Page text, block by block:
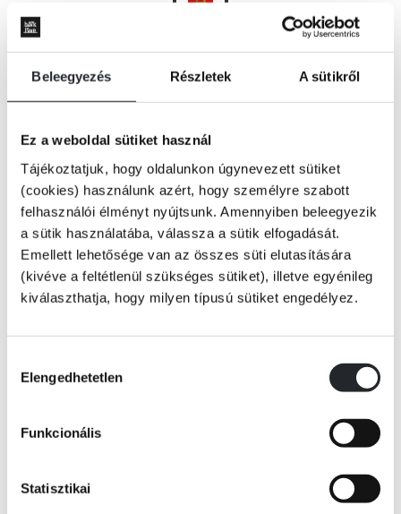
Beleegyezés Részletek A sütikről
Ez a weboldal sütiket használ
Tájékoztatjuk, hogy oldalunkon úgynevezett sütiket
(cookies) használunk azért, hogy személyre szabott
felhasználói élményt nyújtsunk. Amennyiben beleegyezik
a sütik használatába, válassza a sütik elfogadását.
Emellett lehetősége van az összes süti elutasítására
(kivéve a feltétlenül szükséges sütiket), illetve egyénileg
kiválaszthatja, hogy milyen típusú sütiket engedélyez.
kiválasztása
Elengedhetetlen
Funkcionális
Statisztikai
ÉRTESÍTÉST KÉREK
Van úgy, hogy a politika erősebb a poétikánál - erre a keserű belátásra
jut a Generation P főszereplője, Babilen Tatarszkij, aki eredetileg
költőnek készült, ám a Szovjetunió összeomlása ráébresztette, hogy
Oroszországban valójában nincsen semmiféle „örökkévalóság", amire
épkézláb lírát építeni lehetne. Kiábrándult hősünk ezért jobb híján a
marketingipar zsoldjába áll, hogy a Nyugatról beözönlő árucikkek
szlogenjeit az orosz néplélekhez igazítsa. Tatarszkij a Jelcin-éra
zűrzavaros viszonyai közepette igyekszik megtalálni útját a reklámipar
csúcsára, hogy maga is azon újorosz démiurgoszok egyikévé váljon, akik
jó pénzért napról napra átformálják az egyszerű tévénézők tudatát...
Tovább
RÉSZLET A KÖNYVBŐL